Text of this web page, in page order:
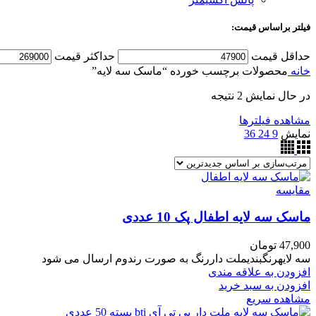
فیلتر براساس قیمت:
حداقل قیمت حداکثر قیمت
خانه محصولات برچسب خورده “ماسک سه لایه”
در حال نمایش 2 نتیجه
مشاهده فیلترها
نمایش 9
24
36
مقایسه
ماسک سه لایه اطفال پک 10 عددی
47,900 تومان
سه لایهرنگبندیملت داررنگ به صورت رندوم ارسال می شود
افزودن به علاقه مندی
افزودن به سبد خرید
مشاهده سریع